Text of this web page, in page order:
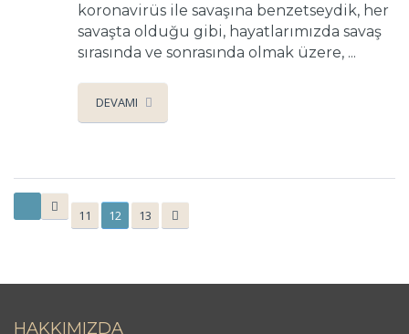
koronavirüs ile savaşına benzetseydik, her
savaşta olduğu gibi, hayatlarımızda savaş
sırasında ve sonrasında olmak üzere, ...
DEVAMI
11 12 13
HAKKIMIZDA